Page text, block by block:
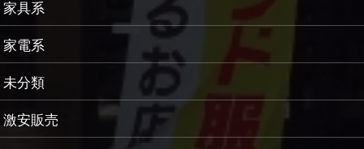
家具系
家電系
未分類
激安販売